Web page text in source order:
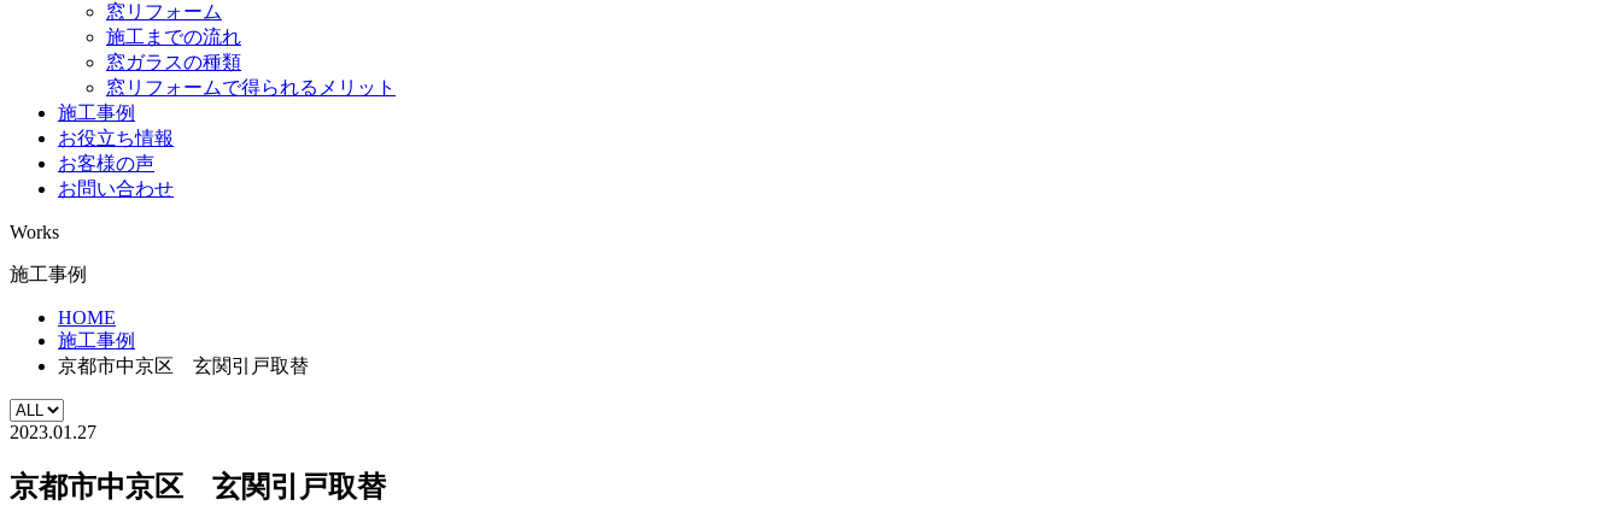
窓リフォーム
施工までの流れ
窓ガラスの種類
窓リフォームで得られるメリット
施工事例
お役立ち情報
お客様の声
お問い合わせ
Works
施工事例
HOME
施工事例
京都市中京区 玄関引戸取替
2023.01.27
京都市中京区 玄関引戸取替